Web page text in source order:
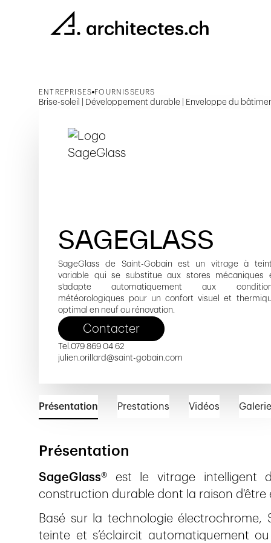
ENTREPRISES FOURNISSEURS
Brise-soleil | Développement durable | Enveloppe du
SAGEGLASS
SageGlass de Saint-Gobain est un vitrage à
variable qui se substitue aux stores mécaniques
s'adapte automatiquement aux
météorologiques pour un confort visuel et
optimal en neuf ou rénovation.
Contacter
Tel.079 869 04 62
julien.orillard@saint-gobain.com
Présentation Prestations Vidéos Galerie
Présentation
SageGlass® est le vitrage intelligent
construction durable dont la raison d'être
Basé sur la technologie
teinte et s’éclaircit automatiquement